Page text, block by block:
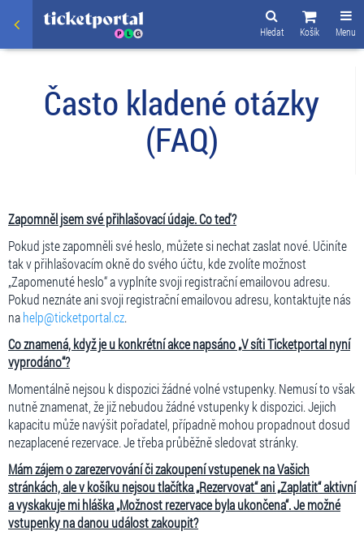
Menu
Košík
Hledat
Často kladené otázky
(FAQ)
Zapomněl jsem své přihlašovací údaje. Co teď?
Pokud jste zapomněli své heslo, můžete si nechat zaslat nové. Učiníte
tak v přihlašovacím okně do svého účtu, kde zvolíte možnost
„Zapomenuté heslo“ a vyplníte svoji registrační emailovou adresu.
Pokud neznáte ani svoji registrační emailovou adresu, kontaktujte nás
nahelp@ticketportal.cz.
Co znamená, když je u konkrétní akce napsáno „V síti Ticketportal nyní
vyprodáno“?
Momentálně nejsou k dispozici žádné volné vstupenky. Nemusí to však
nutně znamenat, že již nebudou žádné vstupenky k dispozici. Jejich
kapacitu může navýšit pořadatel, případně mohou propadnout dosud
nezaplacené rezervace. Je třeba průběžně sledovat stránky.
Mám zájem o zarezervování či zakoupení vstupenek na Vašich
stránkách, ale v košíku nejsou tlačítka „Rezervovat“ ani „Zaplatit“ aktivní
a vyskakuje mi hláška „Možnost rezervace byla ukončena“. Je možné
vstupenky na danou událost zakoupit?